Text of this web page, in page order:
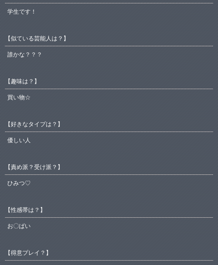
学生です！
【似ている芸能人は？】
誰かな？？？
【趣味は？】
買い物☆
【好きなタイプは？】
優しい人
【責め派？受け派？】
ひみつ♡
【性感帯は？】
お〇ぱい
【得意プレイ？】